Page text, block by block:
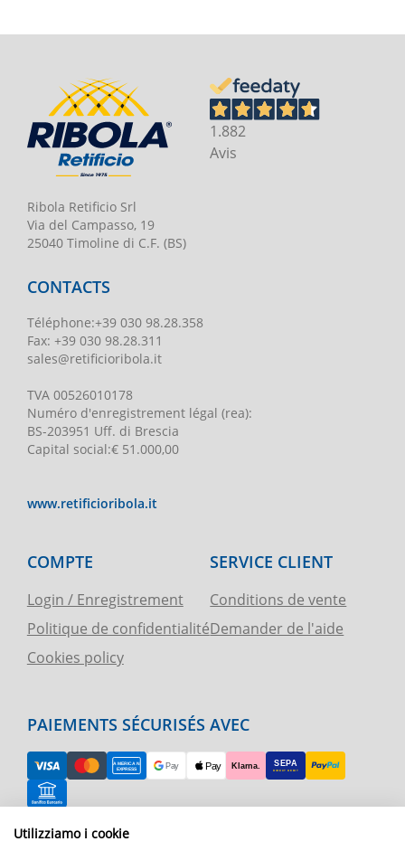
Ribola Retificio Srl
Via del Campasso, 19
25040 Timoline di C.F. (BS)
1.882
Avis
CONTACTS
Téléphone:+39 030 98.28.358
Fax: +39 030 98.28.311
sales@retificioribola.it
TVA 00526010178
Numéro d'enregistrement légal (rea):
BS-203951 Uff. di Brescia
Capital social:€ 51.000,00
www.retificioribola.it
COMPTE
Login / Enregistrement
Politique de confidentialité
Cookies policy
SERVICE CLIENT
Conditions de vente
Demander de l'aide
PAIEMENTS SÉCURISÉS AVEC
RETOUR FACILE
Utilizziamo i cookie